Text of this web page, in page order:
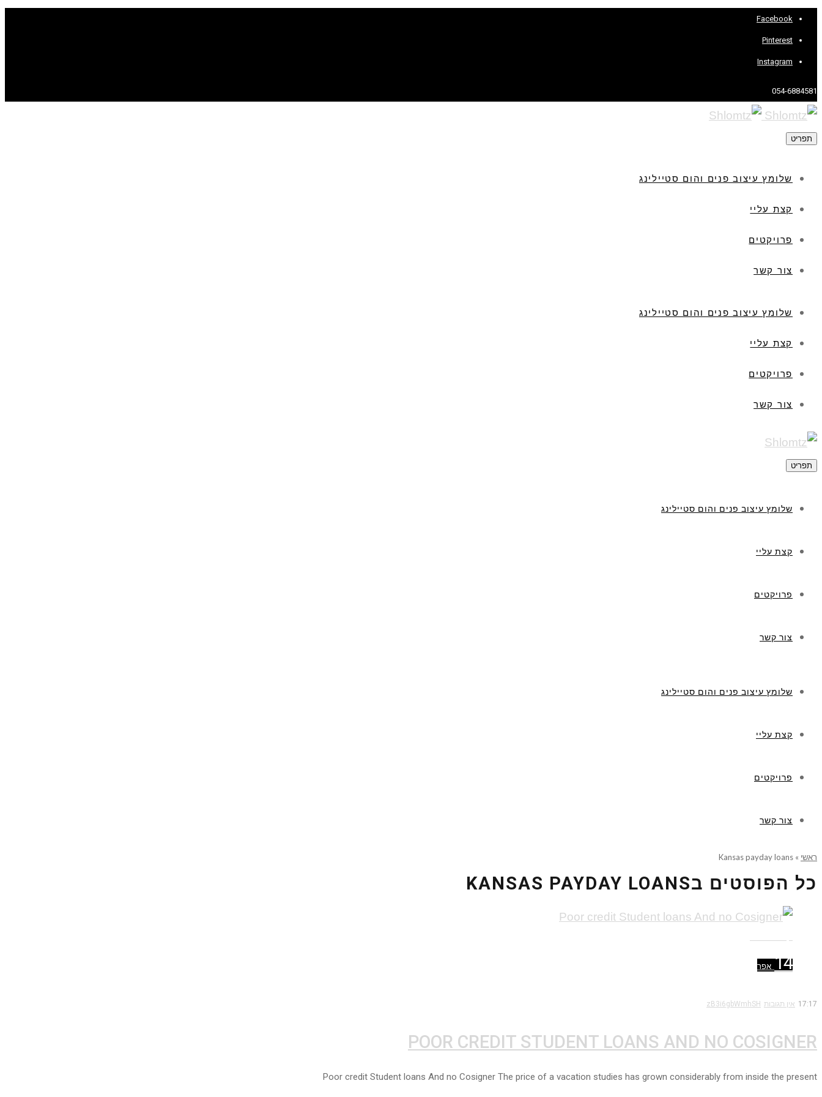
Facebook
Pinterest
Instagram
054-6884581
תפריט
שלומץ עיצוב פנים והום סטיילינג
קצת עליי
פרויקטים
צור קשר
שלומץ עיצוב פנים והום סטיילינג
קצת עליי
פרויקטים
צור קשר
תפריט
שלומץ עיצוב פנים והום סטיילינג
קצת עליי
פרויקטים
צור קשר
שלומץ עיצוב פנים והום סטיילינג
קצת עליי
פרויקטים
צור קשר
ראשי »
Kansas payday loans
כל הפוסטים בKANSAS PAYDAY LOANS
14 אפר
17:17 אין תגובות zB3i6gbWmhSH
POOR CREDIT STUDENT LOANS AND NO COSIGNER
Poor credit Student loans And no Cosigner The price of a vacation studies has grown considerably from inside the present